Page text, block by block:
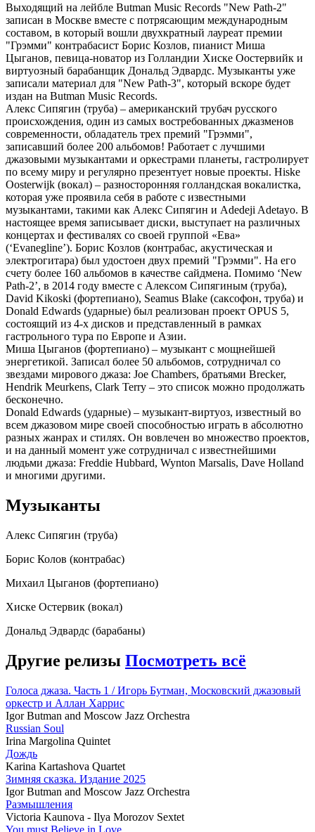
Выходящий на лейбле Butman Music Records "New Path-2"
записан в Москве вместе с потрясающим международным
составом, в который вошли двухкратный лауреат премии
"Грэмми" контрабасист Борис Козлов, пианист Миша
Цыганов, певица-новатор из Голландии Хиске Оостервийк и
виртуозный барабанщик Дональд Эдвардс. Музыканты уже
записали материал для "New Path-3", который вскоре будет
издан на Butman Music Records.
Алекс Сипягин (труба) – американский трубач русского
происхождения, один из самых востребованных джазменов
современности, обладатель трех премий "Грэмми",
записавший более 200 альбомов! Работает с лучшими
джазовыми музыкантами и оркестрами планеты, гастролирует
по всему миру и регулярно презентует новые проекты. Hiske
Oosterwijk (вокал) – разносторонняя голландская вокалистка,
которая уже проявила себя в работе с известными
музыкантами, такими как Алекс Сипягин и Adedeji Adetayo. В
настоящее время записывает диски, выступает на различных
концертах и фестивалях со своей группой «Ева»
(‘Evanegline’). Борис Козлов (контрабас, акустическая и
электрогитара) был удостоен двух премий "Грэмми". На его
счету более 160 альбомов в качестве сайдмена. Помимо ‘New
Path-2’, в 2014 году вместе с Алексом Сипягиным (труба),
David Kikoski (фортепиано), Seamus Blake (саксофон, труба) и
Donald Edwards (ударные) был реализован проект OPUS 5,
состоящий из 4-х дисков и представленный в рамках
гастрольного тура по Европе и Азии.
Миша Цыганов (фортепиано) – музыкант с мощнейшей
энергетикой. Записал более 50 альбомов, сотрудничал со
звездами мирового джаза: Joe Chambers, братьями Brecker,
Hendrik Meurkens, Clark Terry – это список можно продолжать
бесконечно.
Donald Edwards (ударные) – музыкант-виртуоз, известный во
всем джазовом мире своей способностью играть в абсолютно
разных жанрах и стилях. Он вовлечен во множество проектов,
и на данный момент уже сотрудничал с известнейшими
людьми джаза: Freddie Hubbard, Wynton Marsalis, Dave Holland
и многими другими.
Музыканты
Алекс Сипягин (труба)
Борис Колов (контрабас)
Михаил Цыганов (фортепиано)
Хиске Остервик (вокал)
Дональд Эдвардс (барабаны)
Другие релизы Посмотреть всё
Голоса джаза. Часть 1 / Игорь Бутман, Московский джазовый
оркестр и Аллан Харрис
Igor Butman and Moscow Jazz Orchestra
Russian Soul
Irina Margolina Quintet
Дождь
Karina Kartashova Quartet
Зимняя сказка. Издание 2025
Igor Butman and Moscow Jazz Orchestra
Размышления
Victoria Kaunova - Ilya Morozov Sextet
You must Believe in Love